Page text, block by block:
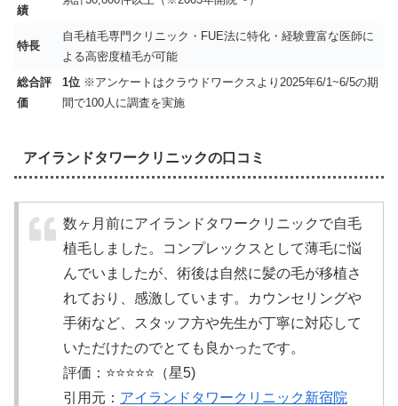
績
特長
自毛植毛専門クリニック・FUE法に特化・経験豊富な医師に
よる高密度植毛が可能
総合評
価
1位 ※アンケートはクラウドワークスより2025年6/1~6/5の期
間で100人に調査を実施
アイランドタワークリニックの口コミ
数ヶ月前にアイランドタワークリニックで自毛
植毛しました。コンプレックスとして薄毛に悩
んでいましたが、術後は自然に髪の毛が移植さ
れており、感激しています。カウンセリングや
手術など、スタッフ方や先生が丁寧に対応して
いただけたのでとても良かったです。
評価：⭐️⭐️⭐️⭐️⭐️（星5)
引用元： アイランドタワークリニック新宿院